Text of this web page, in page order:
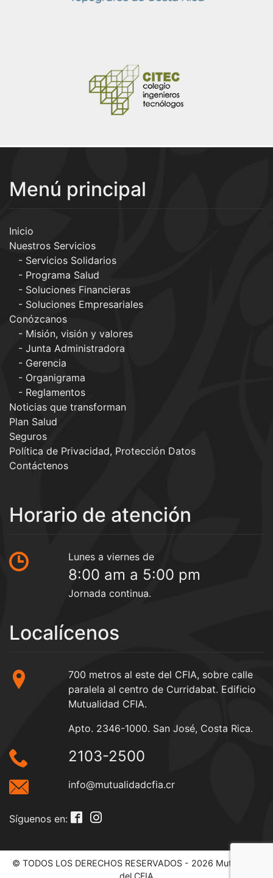
Menú principal
Inicio
Nuestros Servicios
Servicios Solidarios
Programa Salud
Soluciones Financieras
Soluciones Empresariales
Conózcanos
Misión, visión y valores
Junta Administradora
Gerencia
Organigrama
Reglamentos
Noticias que transforman
Plan Salud
Seguros
Política de Privacidad, Protección Datos
Contáctenos
Horario de atención
Lunes a viernes de
8:00 am a 5:00 pm
Jornada continua.
Localícenos
700 metros al este del CFIA, sobre calle
paralela al centro de Curridabat. Edificio
Mutualidad CFIA.
Apto. 2346-1000. San José, Costa Rica.
2103-2500
info@mutualidadcfia.cr
Síguenos en:
© TODOS LOS DERECHOS RESERVADOS - 2026 Mutualidad
del CFIA